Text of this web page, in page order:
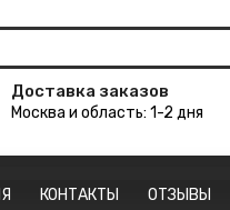
Доставка заказов
Москва и область: 1-2 дня
КОНТАКТЫ ОТЗЫВЫ